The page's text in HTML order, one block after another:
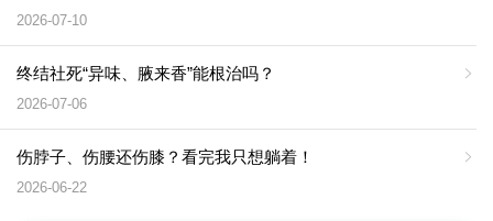
2026-07-10
终结社死“异味、腋来香”能根治吗？
2026-07-06
伤脖子、伤腰还伤膝？看完我只想躺着！
2026-06-22